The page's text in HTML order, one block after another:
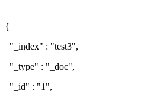
{
"_index" : "test3",
"_type" : "_doc",
"_id" : "1",